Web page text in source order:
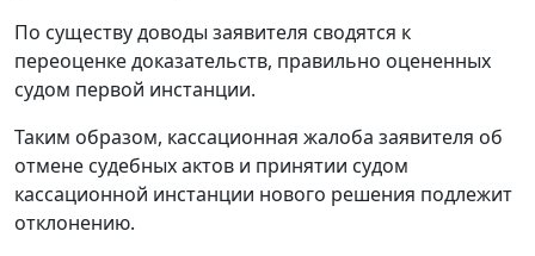
По существу доводы заявителя сводятся к
переоценке доказательств, правильно оцененных
судом первой инстанции.
Таким образом, кассационная жалоба заявителя об
отмене судебных актов и принятии судом
кассационной инстанции нового решения подлежит
отклонению.